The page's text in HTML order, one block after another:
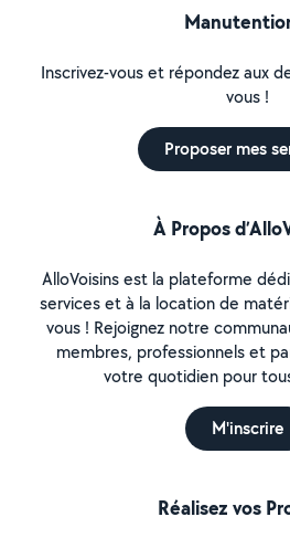
Inscrivez-vous et répondez aux
vous !
Proposer mes
À Propos
AlloVoisins est la plateforme
services et à la location de
vous ! Rejoignez notre
membres, professionnels et
votre quotidien pour
M'inscrire
Réalisez vos